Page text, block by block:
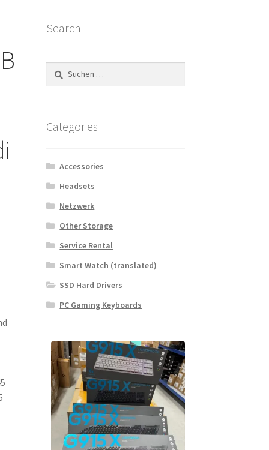
Search
Suchen
nach:
Categories
Accessories
Headsets
Netzwerk
Other Storage
Service Rental
Smart Watch (translated)
SSD Hard Drivers
PC Gaming Keyboards